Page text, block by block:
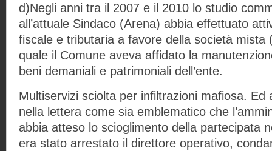
d)Negli anni tra il 2007 e il 2010 lo studio
all’attuale Sindaco (Arena) abbia effettuato
fiscale e tributaria a favore della società mista
quale il Comune aveva affidato la
beni demaniali e patrimoniali dell’ente.
Multiservizi sciolta per infiltrazioni mafiosa. Ed
nella lettera come sia emblematico che
abbia atteso lo scioglimento della partecipata
era stato arrestato il direttore operativo,